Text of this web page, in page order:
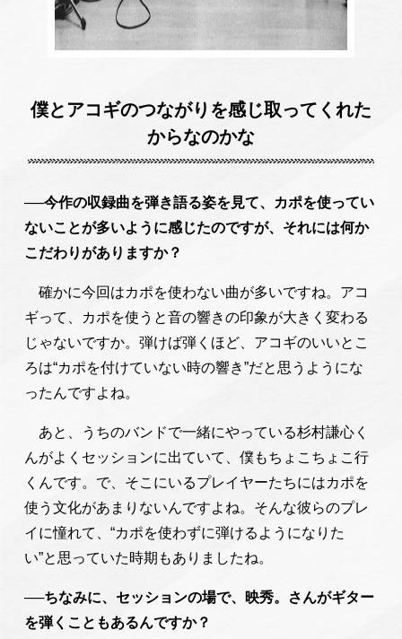
僕とアコギのつながりを感じ取ってくれた
からなのかな
──今作の収録曲を弾き語る姿を見て、カポを使ってい
ないことが多いように感じたのですが、それには何か
こだわりがありますか？
確かに今回はカポを使わない曲が多いですね。アコ
ギって、カポを使うと音の響きの印象が大きく変わる
じゃないですか。弾けば弾くほど、アコギのいいとこ
ろは“カポを付けていない時の響き”だと思うようにな
ったんですよね。
あと、うちのバンドで一緒にやっている杉村謙心く
んがよくセッションに出ていて、僕もちょこちょこ行
くんです。で、そこにいるプレイヤーたちにはカポを
使う文化があまりないんですよね。そんな彼らのプレ
イに憧れて、“カポを使わずに弾けるようになりた
い”と思っていた時期もありましたね。
──ちなみに、セッションの場で、映秀。さんがギター
を弾くこともあるんですか？